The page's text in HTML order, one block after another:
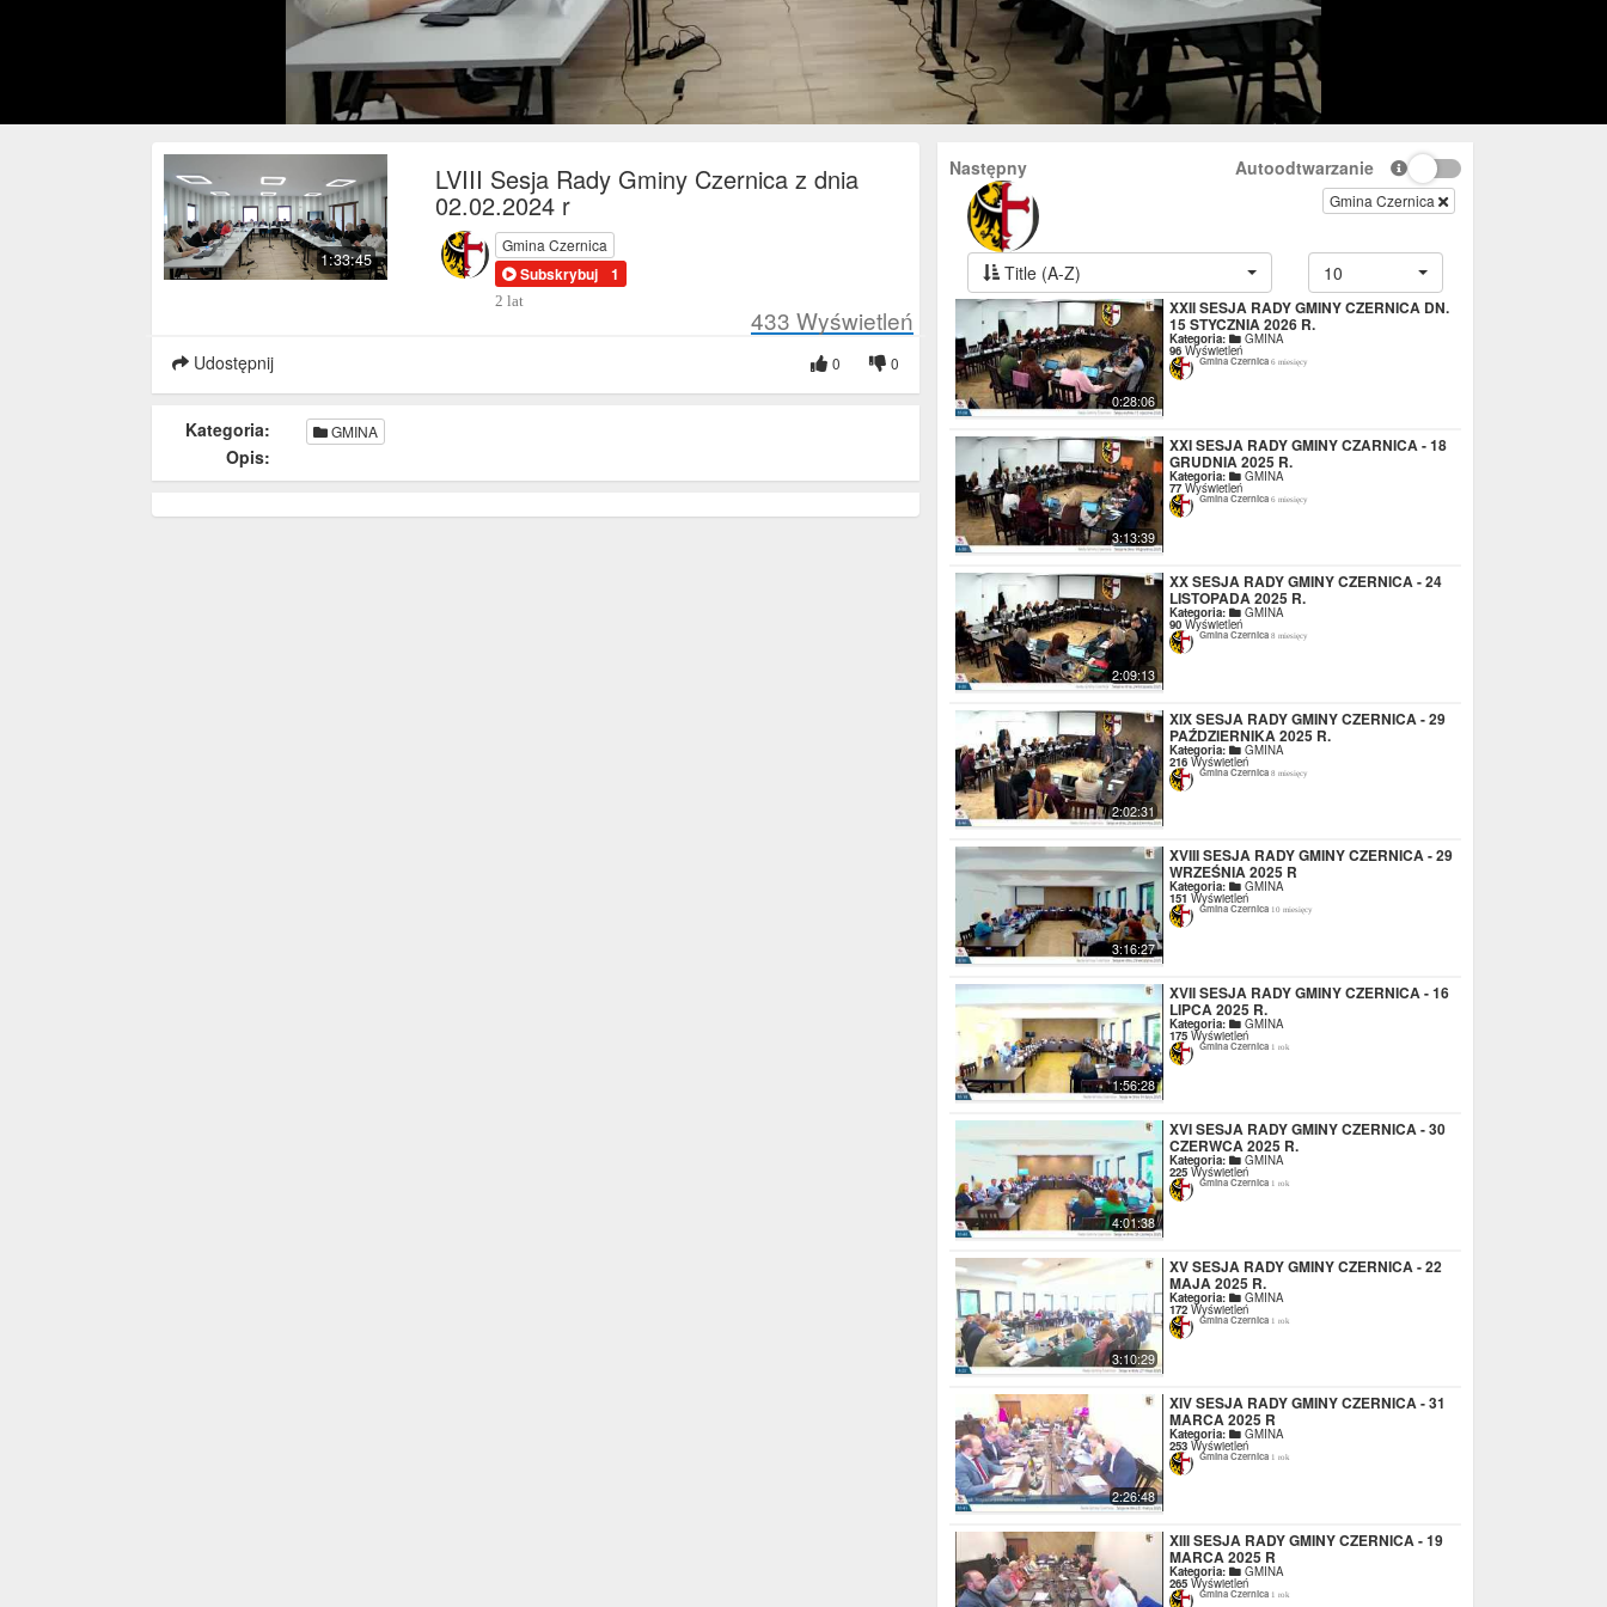
1:33:45
LVIII Sesja Rady Gminy Czernica z dnia
02.02.2024 r
Gmina Czernica
Subskrybuj 1
2 lat
433 Wyświetleń
Udostępnij 0
0
Kategoria: GMINA
Opis:
Następny Autoodtwarzanie
Gmina Czernica
Title (A-Z) 10
0:28:06
XXII SESJA RADY GMINY CZERNICA DN.
15 STYCZNIA 2026 R.
Kategoria: GMINA
96 Wyświetleń
Gmina Czernica6 miesięcy
3:13:39
XXI SESJA RADY GMINY CZARNICA - 18
GRUDNIA 2025 R.
Kategoria: GMINA
77Wyświetleń
Gmina Czernica6 miesięcy
2:09:13
XX SESJA RADY GMINY CZERNICA - 24
LISTOPADA 2025 R.
Kategoria: GMINA
90 Wyświetleń
Gmina Czernica8 miesięcy
2:02:31
XIX SESJA RADY GMINY CZERNICA - 29
PAŹDZIERNIKA 2025 R.
Kategoria: GMINA
216 Wyświetleń
Gmina Czernica8 miesięcy
3:16:27
XVIII SESJA RADY GMINY CZERNICA - 29
WRZEŚNIA 2025 R
Kategoria: GMINA
151 Wyświetleń
Gmina Czernica 10 miesięcy
1:56:28
XVII SESJA RADY GMINY CZERNICA - 16
LIPCA 2025 R.
Kategoria: GMINA
175 Wyświetleń
Gmina Czernica 1 rok
4:01:38
XVI SESJA RADY GMINY CZERNICA - 30
CZERWCA 2025 R.
Kategoria: GMINA
225 Wyświetleń
Gmina Czernica 1 rok
3:10:29
XV SESJA RADY GMINY CZERNICA - 22
MAJA 2025 R.
Kategoria: GMINA
172 Wyświetleń
Gmina Czernica 1 rok
2:26:48
XIV SESJA RADY GMINY CZERNICA - 31
MARCA 2025 R
Kategoria: GMINA
253 Wyświetleń
Gmina Czernica 1 rok
XIII SESJA RADY GMINY CZERNICA - 19
MARCA 2025 R
Kategoria: GMINA
265 Wyświetleń
Gmina Czernica 1 rok